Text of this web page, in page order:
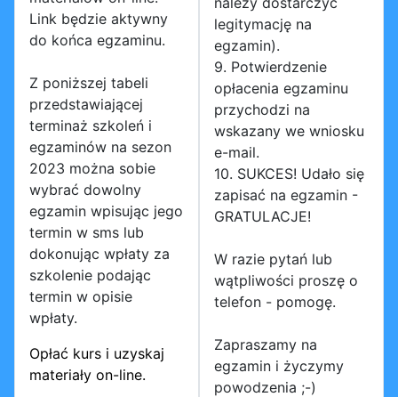
Link będzie aktywny
do końca egzaminu.
Z poniższej tabeli
przedstawiającej
terminaż szkoleń i
egzaminów na sezon
2023 można sobie
wybrać dowolny
egzamin wpisując jego
termin w sms lub
dokonując wpłaty za
szkolenie podając
termin w opisie
wpłaty.
Opłać kurs i uzyskaj
materiały on-line.
legitymację na
egzamin).
9. Potwierdzenie
opłacenia egzaminu
przychodzi na
wskazany we wniosku
e-mail.
10. SUKCES! Udało się
zapisać na egzamin -
GRATULACJE!
W razie pytań lub
wątpliwości proszę o
telefon - pomogę.
Zapraszamy na
egzamin i życzymy
powodzenia ;-)